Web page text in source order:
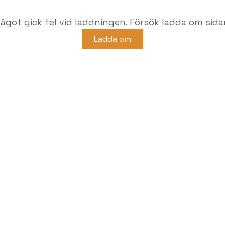
gick fel vid laddningen. Försök ladda om
Ladda om